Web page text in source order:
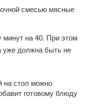
смесью мясные
минут на 40. При этом
уже должна быть не
на стол можно
готовому блюду